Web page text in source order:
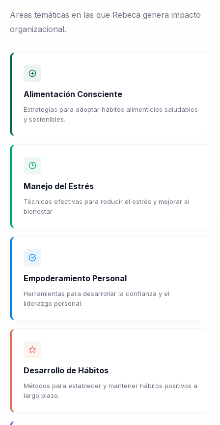
Áreas temáticas en las que Rebeca genera impacto
organizacional.
Alimentación Consciente
Estrategias para adoptar hábitos alimenticios saludables
y sostenibles.
Manejo del Estrés
Técnicas efectivas para reducir el estrés y mejorar el
bienestar.
Empoderamiento Personal
Herramientas para desarrollar la confianza y el
liderazgo personal.
Desarrollo de Hábitos
Métodos para establecer y mantener hábitos positivos a
largo plazo.